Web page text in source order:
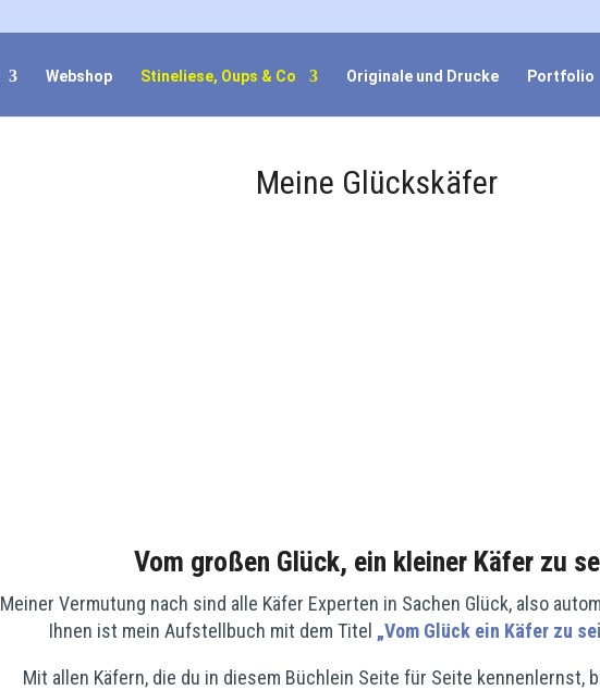
Webshop Stineliese, Oups & Co Originale und Drucke Portfolio
Meine Glückskäfer
Vom großen Glück, ein kleiner Käfer zu
Meiner Vermutung nach sind alle Käfer Experten in Sachen Glück, also
Ihnen ist mein Aufstellbuch mit dem Titel „Vom Glück ein Käfer zu
Mit allen Käfern, die du in diesem Büchlein Seite für Seite kennenlernst,